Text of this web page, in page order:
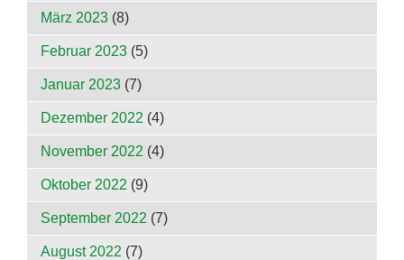
März 2023 (8)
Februar 2023 (5)
Januar 2023 (7)
Dezember 2022 (4)
November 2022 (4)
Oktober 2022 (9)
September 2022 (7)
August 2022 (7)